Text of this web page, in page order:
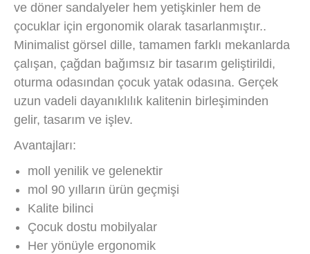
ve döner sandalyeler hem yetişkinler hem de
çocuklar için ergonomik olarak tasarlanmıştır..
Minimalist görsel dille, tamamen farklı mekanlarda
çalışan, çağdan bağımsız bir tasarım geliştirildi,
oturma odasından çocuk yatak odasına. Gerçek
uzun vadeli dayanıklılık kalitenin birleşiminden
gelir, tasarım ve işlev.
Avantajları:
moll yenilik ve gelenektir
mol 90 yılların ürün geçmişi
Kalite bilinci
Çocuk dostu mobilyalar
Her yönüyle ergonomik